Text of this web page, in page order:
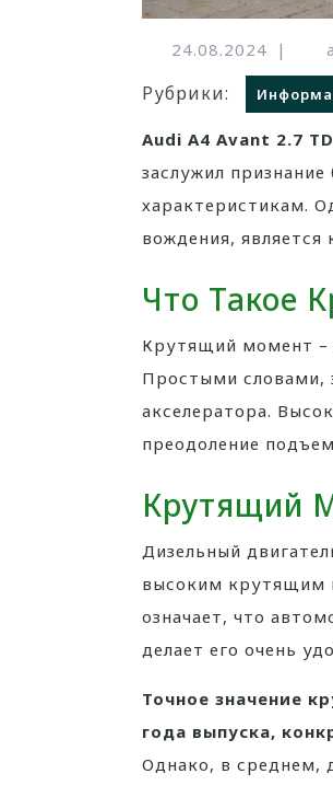
24.08.2024 |
Рубрики:
Audi A4 Avant 2.7
заслужил
характеристикам.
вождения,
Что Такое
Крутящий момент –
Простыми словами,
акселератора.
преодоление
Крутящий
Дизельный
высоким крутящим
означает, что
делает его очень
Точное значение
года выпуска,
Однако, в среднем,